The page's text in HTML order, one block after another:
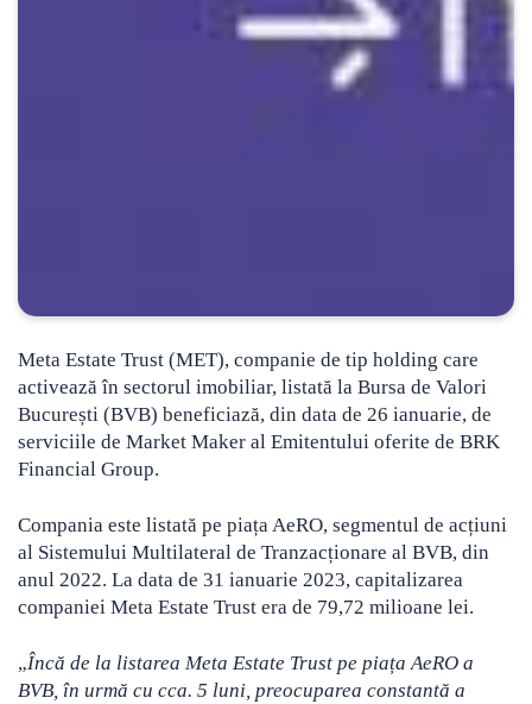
Meta Estate Trust (MET), companie de tip holding care
activează în sectorul imobiliar, listată la Bursa de Valori
București (BVB) beneficiază, din data de 26 ianuarie, de
serviciile de Market Maker al Emitentului oferite de BRK
Financial Group.
Compania este listată pe piața AeRO, segmentul de acțiuni
al Sistemului Multilateral de Tranzacționare al BVB, din
anul 2022. La data de 31 ianuarie 2023, capitalizarea
companiei Meta Estate Trust era de 79,72 milioane lei.
„Încă de la listarea Meta Estate Trust pe piața AeRO a
BVB, în urmă cu cca. 5 luni, preocuparea constantă a